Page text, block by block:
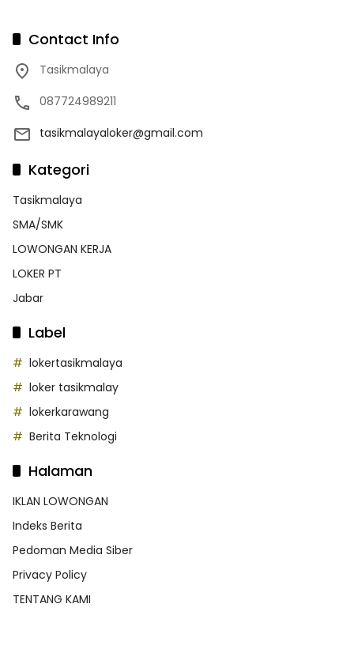
Contact Info
Tasikmalaya
087724989211
tasikmalayaloker@gmail.com
Kategori
Tasikmalaya
SMA/SMK
LOWONGAN KERJA
LOKER PT
Jabar
Label
lokertasikmalaya
loker tasikmalay
lokerkarawang
Berita Teknologi
Halaman
IKLAN LOWONGAN
Indeks Berita
Pedoman Media Siber
Privacy Policy
TENTANG KAMI